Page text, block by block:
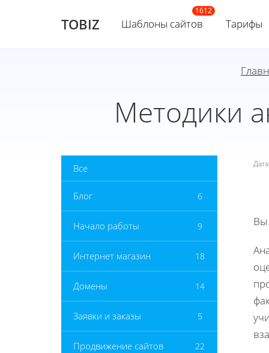
TOBIZ Шаблоны сайтов Тарифы
Методики
Все
Блог 6
Начало работы 9
Интернет магазин 18
Домены 14
Заявки и заказы 5
Продвижение сайтов 22
Вы